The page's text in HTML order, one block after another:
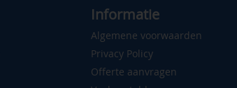
Informatie
Algemene voorwaarden
Privacy Policy
Offerte aanvragen